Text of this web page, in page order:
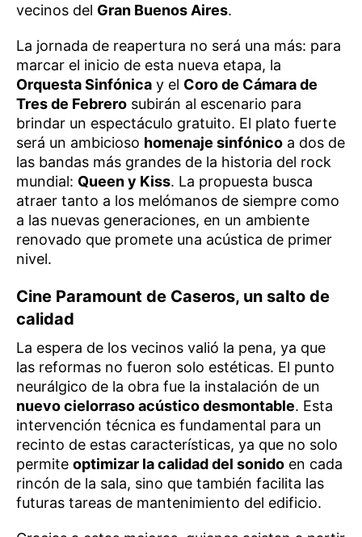
vecinos del Gran Buenos Aires.
La jornada de reapertura no será una más: para
marcar el inicio de esta nueva etapa, la
Orquesta Sinfónica y el Coro de Cámara de
Tres de Febrero subirán al escenario para
brindar un espectáculo gratuito. El plato fuerte
será un ambicioso homenaje sinfónico a dos de
las bandas más grandes de la historia del rock
mundial: Queen y Kiss. La propuesta busca
atraer tanto a los melómanos de siempre como
a las nuevas generaciones, en un ambiente
renovado que promete una acústica de primer
nivel.
Cine Paramount de Caseros, un salto de
calidad
La espera de los vecinos valió la pena, ya que
las reformas no fueron solo estéticas. El punto
neurálgico de la obra fue la instalación de un
nuevo cielorraso acústico desmontable. Esta
intervención técnica es fundamental para un
recinto de estas características, ya que no solo
permite optimizar la calidad del sonido en cada
rincón de la sala, sino que también facilita las
futuras tareas de mantenimiento del edificio.